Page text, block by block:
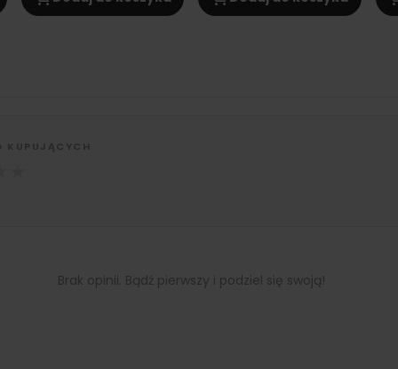
KUPUJĄCYCH
Brak opinii. Bądź pierwszy i podziel się swoją!